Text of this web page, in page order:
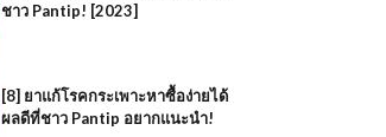
ชาว Pantip! [2023]
[8] ยาแก้โรคกระเพาะหาซื้อง่ายได้
ผลดีที่ชาว Pantip อยากแนะนำ!